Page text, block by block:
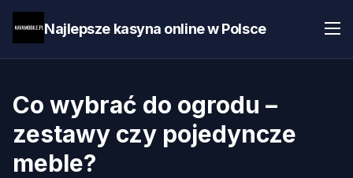
Najlepsze kasyna online w Polsce
Co wybrać do ogrodu –
zestawy czy pojedyncze
meble?